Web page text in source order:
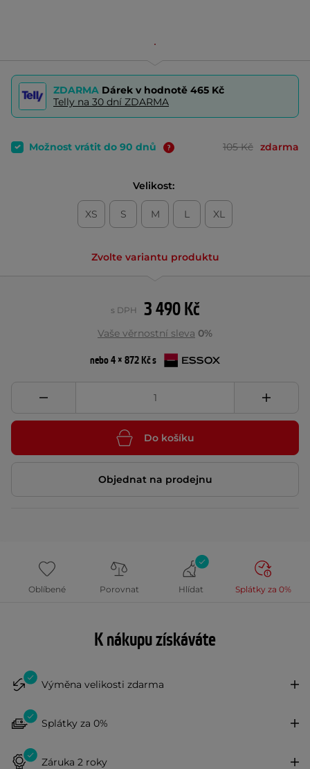
ZDARMA Dárek v hodnotě 465 Kč
Telly na 30 dní ZDARMA
Možnost vrátit do 90 dnů 105 Kč zdarma
Velikost:
XS S M L XL
Zvolte variantu produktu
3 490 Kč
s DPH
Vaše věrnostní sleva 0%
nebo 4 × 872 Kč s
Do košíku
Objednat na prodejnu
Oblíbené Porovnat Hlídat Splátky za 0%
K nákupu získáváte
Výměna velikosti zdarma
Splátky za 0%
Záruka 2 roky